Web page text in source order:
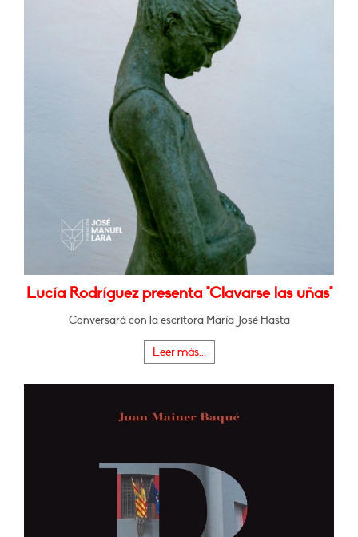
Lucía Rodríguez presenta "Clavarse las uñas"
Conversará con la escritora María José Hasta
Leer más...